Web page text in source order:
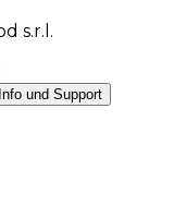
s.r.l.
Info und Support